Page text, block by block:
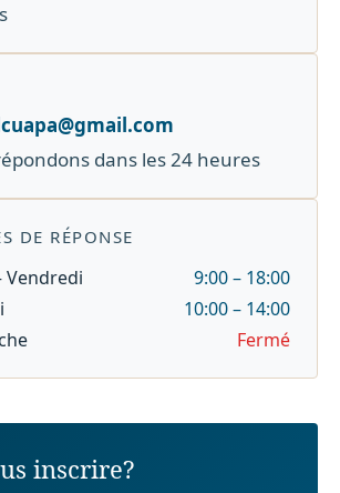
dans les 24 heures
DE RÉPONSE
Vendredi
9:00 – 18:00
10:00 – 14:00
Fermé
inscrire?